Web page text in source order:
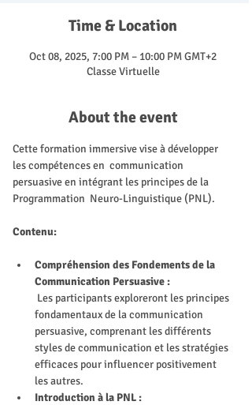
Time & Location
Oct 08, 2025, 7:00 PM – 10:00 PM GMT+2
Classe Virtuelle
About the event
Cette formation immersive vise à développer
les compétences en  communication
persuasive en intégrant les principes de la
Programmation  Neuro-Linguistique (PNL).
Contenu:
Compréhension des Fondements de la
Communication Persuasive :
fondamentaux de la communication
persuasive, comprenant les différents
styles de communication et les stratégies
efficaces pour influencer positivement
les autres.
Introduction à la PNL :